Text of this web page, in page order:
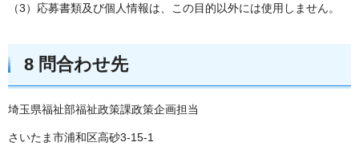
（3）応募書類及び個人情報は、この目的以外には使用しません。
8 問合わせ先
埼玉県福祉部福祉政策課政策企画担当
さいたま市浦和区高砂3-15-1